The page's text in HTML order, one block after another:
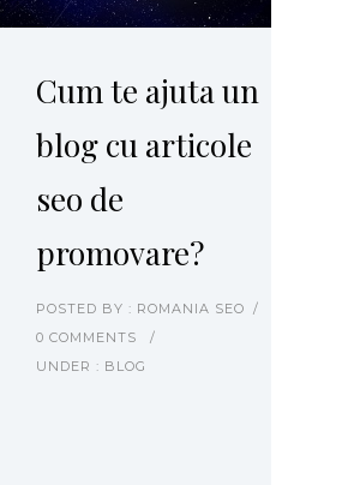
Cum te ajuta un
blog cu articole
seo de
promovare?
POSTED BY : ROMANIA SEO /
0 COMMENTS
/
UNDER : BLOG